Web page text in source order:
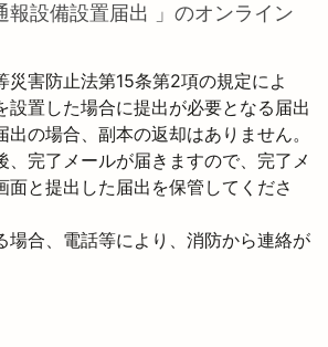
報設備設置届出
」のオンライン
災害防止法第15条第2項の規定によ
設置した場合に提出が必要となる届出
出の場合、副本の返却はありません。
、完了メールが届きますので、完了メ
面と提出した届出を保管してくださ
場合、電話等により、消防から連絡が